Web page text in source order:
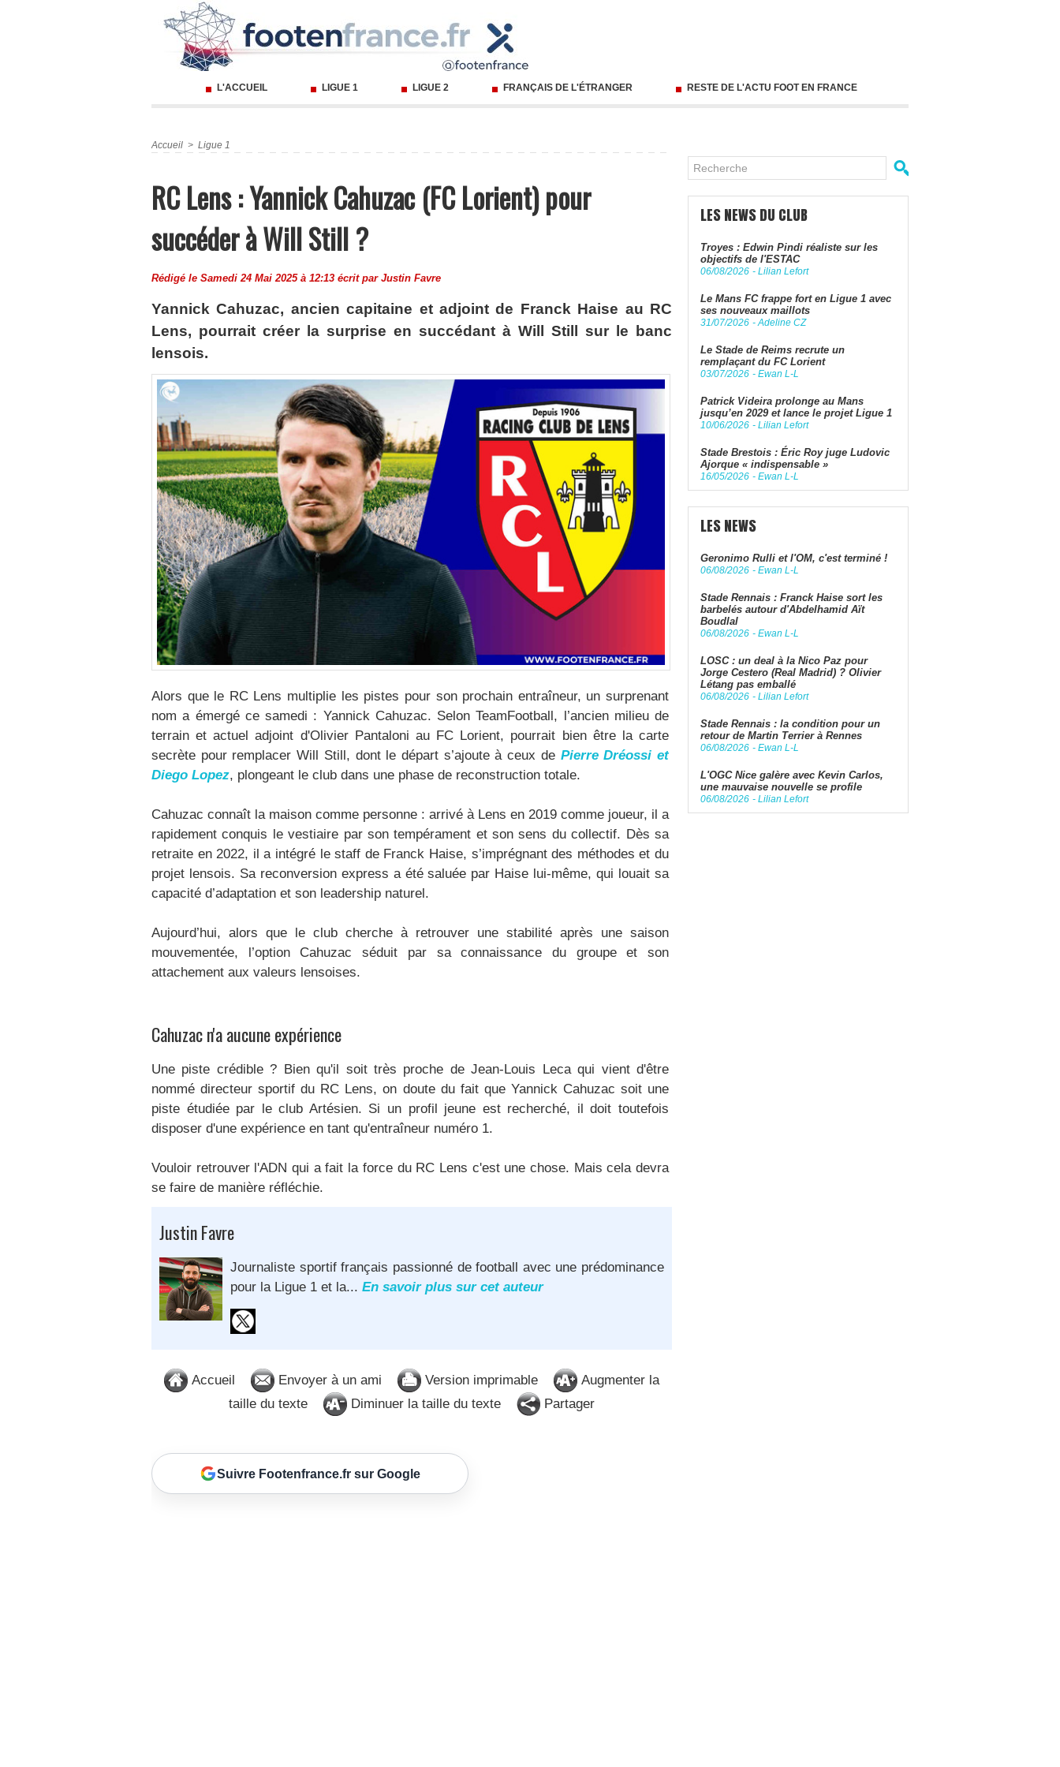
L'ACCUEIL LIGUE 1 LIGUE 2 FRANÇAIS DE L'ÉTRANGER RESTE DE L'ACTU FOOT EN FRANCE
Accueil > Ligue 1
RC Lens : Yannick Cahuzac (FC Lorient) pour
succéder à Will Still ?
Rédigé le Samedi 24 Mai 2025 à 12:13 écrit par Justin Favre
Yannick Cahuzac, ancien capitaine et adjoint de Franck Haise au RC
Lens, pourrait créer la surprise en succédant à Will Still sur le banc
lensois.
Alors que le RC Lens multiplie les pistes pour son prochain entraîneur, un surprenant
nom a émergé ce samedi : Yannick Cahuzac. Selon TeamFootball, l’ancien milieu de
terrain et actuel adjoint d'Olivier Pantaloni au FC Lorient, pourrait bien être la carte
secrète pour remplacer Will Still, dont le départ s’ajoute à ceux de Pierre Dréossi et
Diego Lopez, plongeant le club dans une phase de reconstruction totale.
Cahuzac connaît la maison comme personne : arrivé à Lens en 2019 comme joueur, il a
rapidement conquis le vestiaire par son tempérament et son sens du collectif. Dès sa
retraite en 2022, il a intégré le staff de Franck Haise, s’imprégnant des méthodes et du
projet lensois. Sa reconversion express a été saluée par Haise lui-même, qui louait sa
capacité d’adaptation et son leadership naturel.
Aujourd’hui, alors que le club cherche à retrouver une stabilité après une saison
mouvementée, l’option Cahuzac séduit par sa connaissance du groupe et son
attachement aux valeurs lensoises.
Cahuzac n'a aucune expérience
Une piste crédible ? Bien qu'il soit très proche de Jean-Louis Leca qui vient d'être
nommé directeur sportif du RC Lens, on doute du fait que Yannick Cahuzac soit une
piste étudiée par le club Artésien. Si un profil jeune est recherché, il doit toutefois
disposer d'une expérience en tant qu'entraîneur numéro 1.
Vouloir retrouver l'ADN qui a fait la force du RC Lens c'est une chose. Mais cela devra
se faire de manière réfléchie.
Justin Favre
Journaliste sportif français passionné de football avec une prédominance
pour la Ligue 1 et la... En savoir plus sur cet auteur
Accueil Envoyer à un ami Version imprimable
Augmenter la
taille du texte
Diminuer la taille du texte Partager
Suivre Footenfrance.fr sur Google
LES NEWS DU CLUB
Troyes : Edwin Pindi réaliste sur les
objectifs de l'ESTAC
06/08/2026 - Lilian Lefort
Le Mans FC frappe fort en Ligue 1 avec
ses nouveaux maillots
31/07/2026 -Adeline CZ
Le Stade de Reims recrute un
remplaçant du FC Lorient
03/07/2026 - Ewan L-L
Patrick Videira prolonge au Mans
jusqu’en 2029 et lance le projet Ligue 1
10/06/2026 - Lilian Lefort
Stade Brestois : Éric Roy juge Ludovic
Ajorque « indispensable »
16/05/2026 - Ewan L-L
LES NEWS
Geronimo Rulli et l'OM, c'est terminé !
06/08/2026 - Ewan L-L
Stade Rennais : Franck Haise sort les
barbelés autour d'Abdelhamid Aït
Boudlal
06/08/2026 - Ewan L-L
LOSC : un deal à la Nico Paz pour
Jorge Cestero (Real Madrid) ? Olivier
Létang pas emballé
06/08/2026 - Lilian Lefort
Stade Rennais : la condition pour un
retour de Martin Terrier à Rennes
06/08/2026 - Ewan L-L
L'OGC Nice galère avec Kevin Carlos,
une mauvaise nouvelle se profile
06/08/2026 - Lilian Lefort